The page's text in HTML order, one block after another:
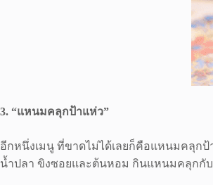
3. “แหนมคลุกป้าแห่ว”
อีกหนึ่งเมนู ที่ขาดไม่ได้เลยก็คือแหนมคลุก
น้ำปลา ขิงซอยและต้นหอม กินแหนมคลุกกั